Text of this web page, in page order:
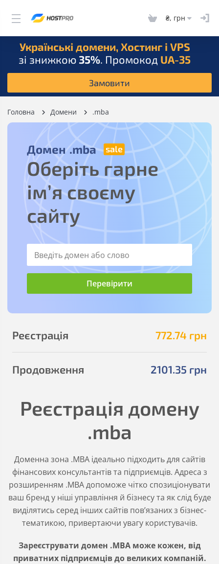
₴, грн
Українські домени, Хостинг і VPS
зі знижкою 35%. Промокод UA-35
Замовити
Головна Домени .mba
Домен .mba
Оберіть гарне
ім’я своєму
сайту
772.74 грн
Реєстрація
2101.35 грн
Продовження
Реєстрація домену
.mba
Доменна зона .MBA ідеально підходить для сайтів
фінансових консультантів та підприємців. Адреса з
розширенням .MBA допоможе чітко спозиціонувати
ваш бренд у ніші управління й бізнесу та як слід буде
виділятись серед інших сайтів повʼязаних з бізнес-
тематикою, привертаючи увагу користувачів.
Зареєструвати домен .MBA може кожен, від
приватних підприємців до великих компаній.